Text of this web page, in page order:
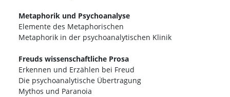
Metaphorik und Psychoanalyse
Elemente des Metaphorischen
Metaphorik in der psychoanalytischen Klinik
Freuds wissenschaftliche Prosa
Erkennen und Erzählen bei Freud
Die psychoanalytische Übertragung
Mythos und Paranoia